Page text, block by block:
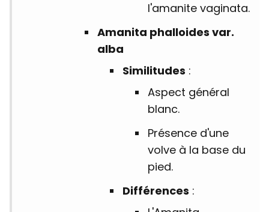
l'amanite vaginata.
Amanita phalloides var.
alba
Similitudes :
Aspect général
blanc.
Présence d'une
volve à la base du
pied.
Différences :